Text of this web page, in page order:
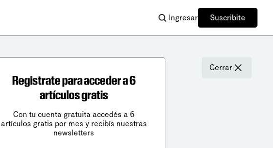
Ingresar Suscribite
Cerrar
Registrate para acceder a 6
artículos gratis
Con tu cuenta gratuita accedés a 6
artículos gratis por mes y recibís nuestras
newsletters